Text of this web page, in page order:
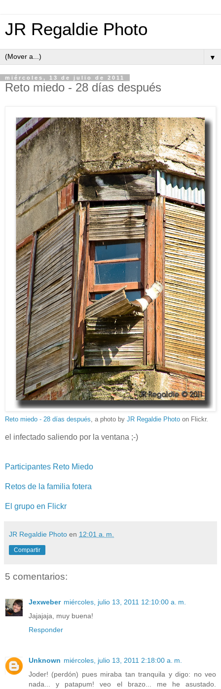
JR Regaldie Photo
▼
miércoles, 13 de julio de 2011
Reto miedo - 28 días después
Reto miedo - 28 días después, a photo by JR Regaldie Photo on Flickr.
el infectado saliendo por la ventana ;-)
Participantes Reto Miedo
Retos de la familia fotera
El grupo en Flickr
JR Regaldie Photo en 12:01 a. m.
Compartir
5 comentarios:
Jexweber miércoles, julio 13, 2011 12:10:00 a. m.
Jajajaja, muy buena!
Responder
Unknown miércoles, julio 13, 2011 2:18:00 a. m.
Joder! (perdón) pues miraba tan tranquila y digo: no veo
nada... y patapum! veo el brazo... me he asustado.